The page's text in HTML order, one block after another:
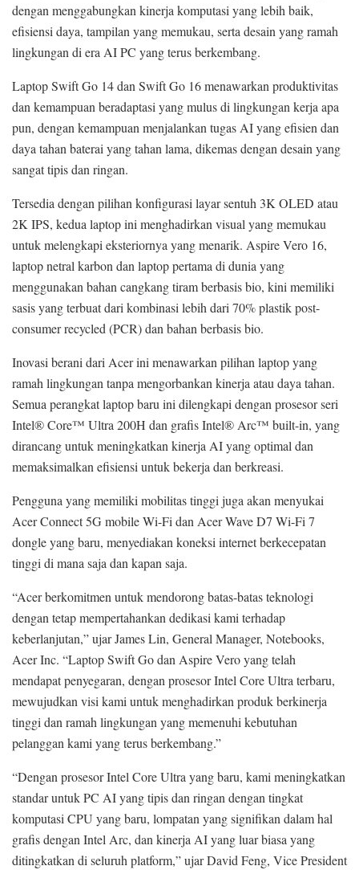
dengan menggabungkan kinerja komputasi yang lebih baik,
efisiensi daya, tampilan yang memukau, serta desain yang ramah
lingkungan di era AI PC yang terus berkembang.
Laptop Swift Go 14 dan Swift Go 16 menawarkan produktivitas
dan kemampuan beradaptasi yang mulus di lingkungan kerja apa
pun, dengan kemampuan menjalankan tugas AI yang efisien dan
daya tahan baterai yang tahan lama, dikemas dengan desain yang
sangat tipis dan ringan.
Tersedia dengan pilihan konfigurasi layar sentuh 3K OLED atau
2K IPS, kedua laptop ini menghadirkan visual yang memukau
untuk melengkapi eksteriornya yang menarik. Aspire Vero 16,
laptop netral karbon dan laptop pertama di dunia yang
menggunakan bahan cangkang tiram berbasis bio, kini memiliki
sasis yang terbuat dari kombinasi lebih dari 70% plastik post-
consumer recycled (PCR) dan bahan berbasis bio.
Inovasi berani dari Acer ini menawarkan pilihan laptop yang
ramah lingkungan tanpa mengorbankan kinerja atau daya tahan.
Semua perangkat laptop baru ini dilengkapi dengan prosesor seri
Intel® Core™ Ultra 200H dan grafis Intel® Arc™ built-in, yang
dirancang untuk meningkatkan kinerja AI yang optimal dan
memaksimalkan efisiensi untuk bekerja dan berkreasi.
Pengguna yang memiliki mobilitas tinggi juga akan menyukai
Acer Connect 5G mobile Wi-Fi dan Acer Wave D7 Wi-Fi 7
dongle yang baru, menyediakan koneksi internet berkecepatan
tinggi di mana saja dan kapan saja.
“Acer berkomitmen untuk mendorong batas-batas teknologi
dengan tetap mempertahankan dedikasi kami terhadap
keberlanjutan,” ujar James Lin, General Manager, Notebooks,
Acer Inc. “Laptop Swift Go dan Aspire Vero yang telah
mendapat penyegaran, dengan prosesor Intel Core Ultra terbaru,
mewujudkan visi kami untuk menghadirkan produk berkinerja
tinggi dan ramah lingkungan yang memenuhi kebutuhan
pelanggan kami yang terus berkembang.”
“Dengan prosesor Intel Core Ultra yang baru, kami meningkatkan
standar untuk PC AI yang tipis dan ringan dengan tingkat
komputasi CPU yang baru, lompatan yang signifikan dalam hal
grafis dengan Intel Arc, dan kinerja AI yang luar biasa yang
ditingkatkan di seluruh platform,” ujar David Feng, Vice President